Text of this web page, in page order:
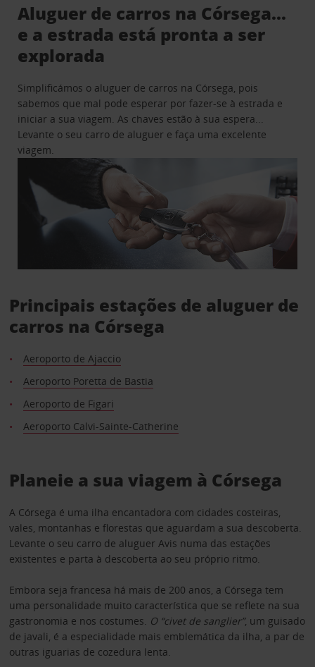
Aluguer de carros na Córsega...
e a estrada está pronta a ser
explorada
Simplificámos o aluguer de carros na Córsega, pois
sabemos que mal pode esperar por fazer-se à estrada e
iniciar a sua viagem. As chaves estão à sua espera...
Levante o seu carro de aluguer e faça uma excelente
viagem.
Principais estações de aluguer de
carros na Córsega
Aeroporto de Ajaccio
Aeroporto Poretta de Bastia
Aeroporto de Figari
Aeroporto Calvi-Sainte-Catherine
Planeie a sua viagem à Córsega
A Córsega é uma ilha encantadora com cidades costeiras,
vales, montanhas e florestas que aguardam a sua descoberta.
Levante o seu carro de aluguer Avis numa das estações
existentes e parta à descoberta ao seu próprio ritmo.
Embora seja francesa há mais de 200 anos, a Córsega tem
uma personalidade muito característica que se reflete na sua
gastronomia e nos costumes. O “civet de sanglier”, um guisado
de javali, é a especialidade mais emblemática da ilha, a par de
outras iguarias de cozedura lenta.